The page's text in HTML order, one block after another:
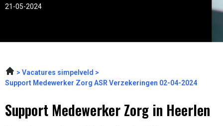
21-05-2024
Vacatures simpelveld
Support Medewerker Zorg ASR Verzekeringen 02-04-2024
Support Medewerker Zorg in Heerlen